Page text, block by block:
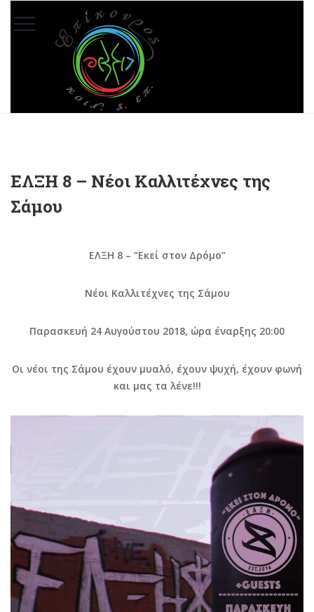
ΕΛΞΗ 8 – Νέοι Καλλιτέχνες της
Σάμου
ΕΛΞΗ 8 – “Εκεί στον Δρόμο”
Νέοι Καλλιτέχνες της Σάμου
Παρασκευή 24 Αυγούστου 2018, ώρα έναρξης 20:00
Οι νέοι της Σάμου έχουν μυαλό, έχουν ψυχή, έχουν φωνή
και μας τα λένε!!!